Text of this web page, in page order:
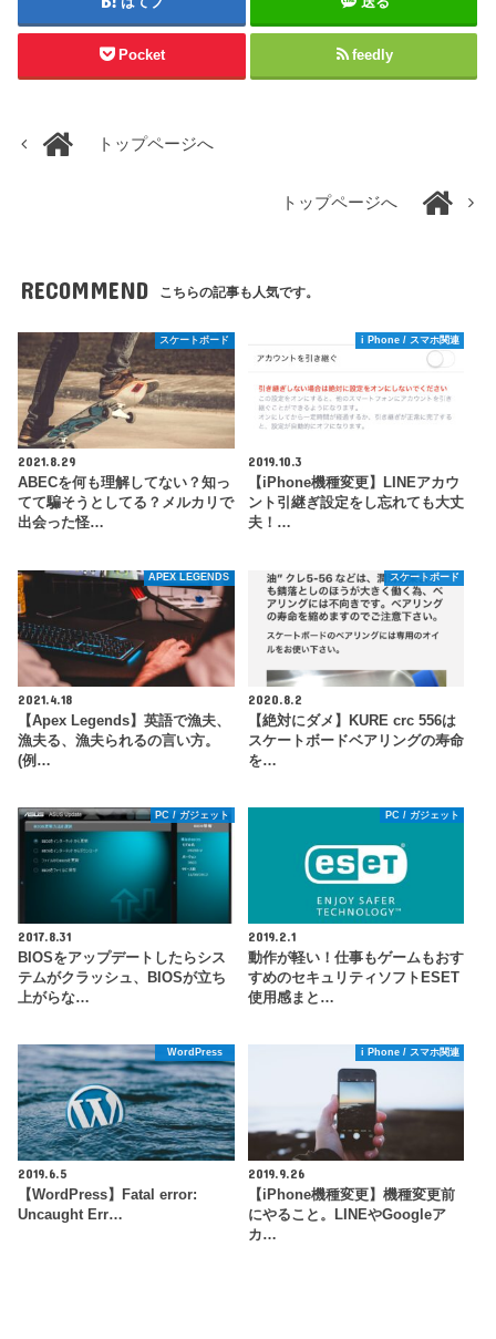
Pocket feedly
トップページへ
トップページへ
RECOMMEND こちらの記事も人気です。
スケートボード
2021.8.29
ABECを何も理解してない？知っ
てて騙そうとしてる？メルカリで
出会った怪…
i Phone / スマホ関連
2019.10.3
【iPhone機種変更】LINEアカウ
ント引継ぎ設定をし忘れても大丈
夫！…
APEX LEGENDS
2021.4.18
【Apex Legends】英語で漁夫、
漁夫る、漁夫られるの言い方。
(例…
スケートボード
2020.8.2
【絶対にダメ】KURE crc 556は
スケートボードベアリングの寿命
を…
PC / ガジェット
2017.8.31
BIOSをアップデートしたらシス
テムがクラッシュ、BIOSが立ち
上がらな…
PC / ガジェット
2019.2.1
動作が軽い！仕事もゲームもおす
すめのセキュリティソフトESET
使用感まと…
WordPress
2019.6.5
【WordPress】Fatal error:
Uncaught Err…
i Phone / スマホ関連
2019.9.26
【iPhone機種変更】機種変更前
にやること。LINEやGoogleア
カ…